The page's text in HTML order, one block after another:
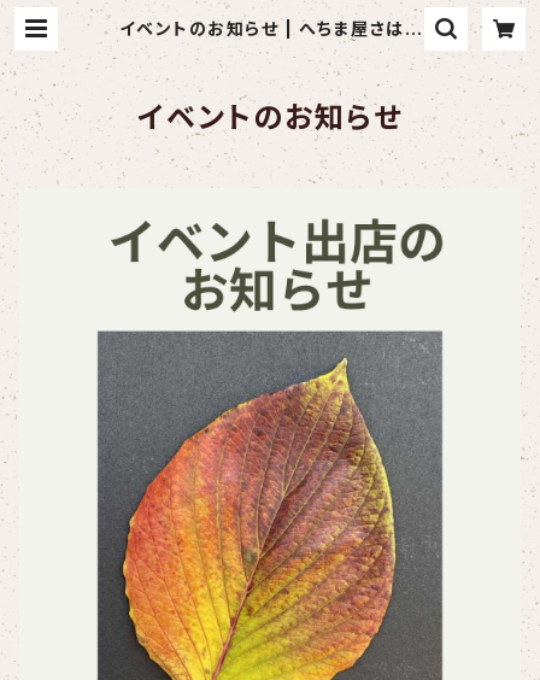
イベントのお知らせ | へちま屋さはら
ん
イベントのお知らせ